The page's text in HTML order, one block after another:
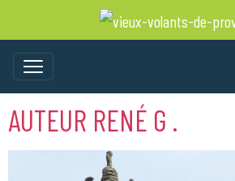
AUTEUR RENÉ G .